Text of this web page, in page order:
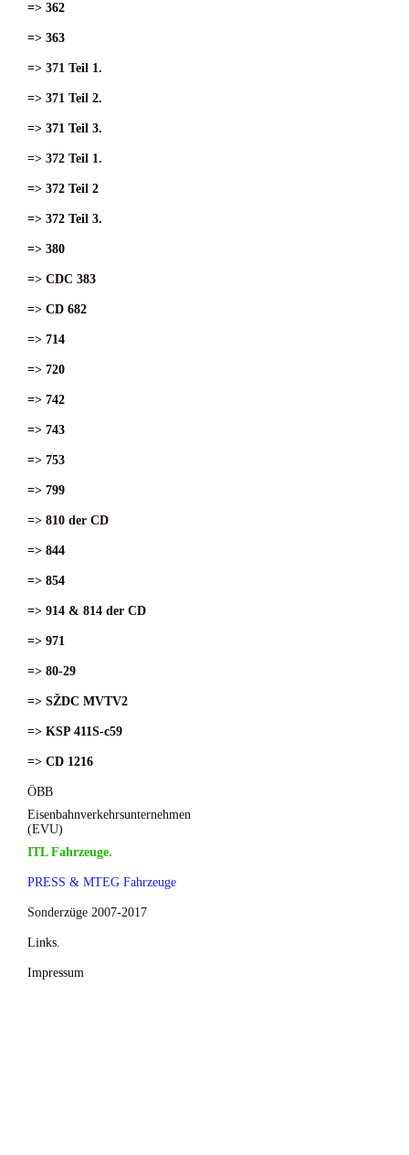
=> 362
=> 363
=> 371 Teil 1.
=> 371 Teil 2.
=> 371 Teil 3.
=> 372 Teil 1.
=> 372 Teil 2
=> 372 Teil 3.
=> 380
=> CDC 383
=> CD 682
=> 714
=> 720
=> 742
=> 743
=> 753
=> 799
=> 810 der CD
=> 844
=> 854
=> 914 & 814 der CD
=> 971
=> 80-29
=> SŽDC MVTV2
=> KSP 411S-c59
=> CD 1216
ÖBB
Eisenbahnverkehrsunternehmen
(EVU)
ITL Fahrzeuge.
PRESS & MTEG Fahrzeuge
Sonderzüge 2007-2017
Links.
Impressum